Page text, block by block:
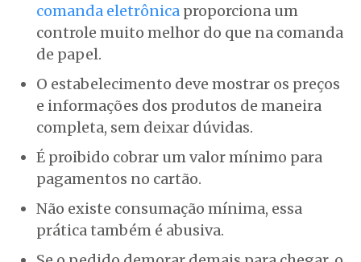
comanda eletrônica proporciona um
controle muito melhor do que na comanda
de papel.
O estabelecimento deve mostrar os preços
e informações dos produtos de maneira
completa, sem deixar dúvidas.
É proibido cobrar um valor mínimo para
pagamentos no cartão.
Não existe consumação mínima, essa
prática também é abusiva.